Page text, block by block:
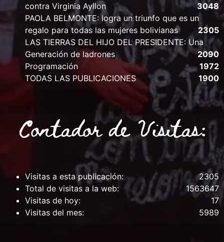
contra Virginia Ayllon
3048
PAOLA BELMONTE: logra un triunfo que es un
regalo para todas las mujeres bolivianas
2305
LAS TIERRAS DEL HIJO DEL PRESIDENTE: Una
Generación de ladrones
2090
Programación
1972
TODAS LAS PUBLICACIONES
1900
Contador de Visitas:
2305
Visitas a esta publicación:
1563647
Total de visitas a la web:
17
Visitas de hoy:
5989
Visitas del mes: